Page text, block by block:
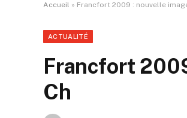
Accueil » Francfort 2009 : nouvelle
ACTUALITÉ
Francfort
Ch